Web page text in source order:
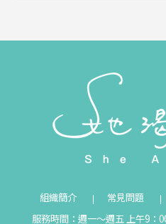
組織簡介 常見問題
服務時間：週一～週五 上午9